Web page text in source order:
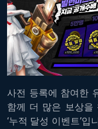
사전 등록에 참여한
함께 더 많은 보상을
‘누적 달성 이벤트’입